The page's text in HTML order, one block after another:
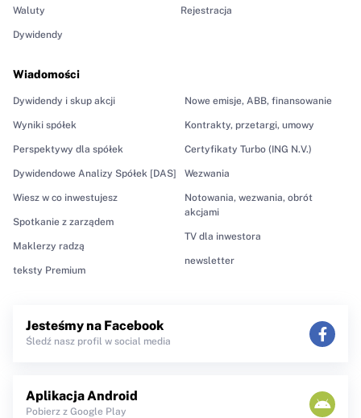
Waluty
Dywidendy
Wiadomości
Dywidendy i skup akcji
Wyniki spółek
Perspektywy dla spółek
Dywidendowe Analizy Spółek [DAS]
Wiesz w co inwestujesz
Spotkanie z zarządem
Maklerzy radzą
teksty Premium
Nowe emisje, ABB, finansowanie
Kontrakty, przetargi, umowy
Certyfikaty Turbo (ING N.V.)
Wezwania
Notowania, wezwania, obrót
akcjami
TV dla inwestora
newsletter
Rejestracja
Jesteśmy na Facebook
Śledź nasz profil w social media
Aplikacja Android
Pobierz z Google Play